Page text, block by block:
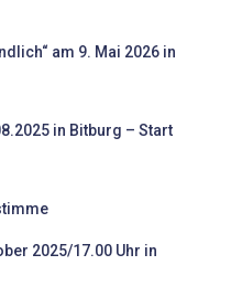
am 9. Mai 2026 in
in Bitburg – Start
2025/17.00 Uhr in